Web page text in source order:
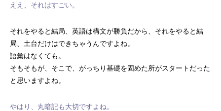
ええ、それはすごい。
それをやると結局、英語は構文が勝負だから、それをやると結
局、土台だけはできちゃうんですよね。
語彙はなくても。
そもそもが、そこで、がっちり基礎を固めた所がスタートだった
と思いますよね。
やはり、丸暗記も大切ですよね。